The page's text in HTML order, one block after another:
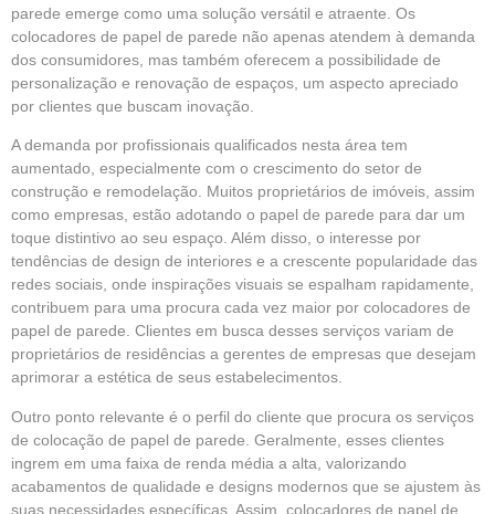
parede emerge como uma solução versátil e atraente. Os
colocadores de papel de parede não apenas atendem à demanda
dos consumidores, mas também oferecem a possibilidade de
personalização e renovação de espaços, um aspecto apreciado
por clientes que buscam inovação.
A demanda por profissionais qualificados nesta área tem
aumentado, especialmente com o crescimento do setor de
construção e remodelação. Muitos proprietários de imóveis, assim
como empresas, estão adotando o papel de parede para dar um
toque distintivo ao seu espaço. Além disso, o interesse por
tendências de design de interiores e a crescente popularidade das
redes sociais, onde inspirações visuais se espalham rapidamente,
contribuem para uma procura cada vez maior por colocadores de
papel de parede. Clientes em busca desses serviços variam de
proprietários de residências a gerentes de empresas que desejam
aprimorar a estética de seus estabelecimentos.
Outro ponto relevante é o perfil do cliente que procura os serviços
de colocação de papel de parede. Geralmente, esses clientes
ingrem em uma faixa de renda média a alta, valorizando
acabamentos de qualidade e designs modernos que se ajustem às
suas necessidades específicas. Assim, colocadores de papel de